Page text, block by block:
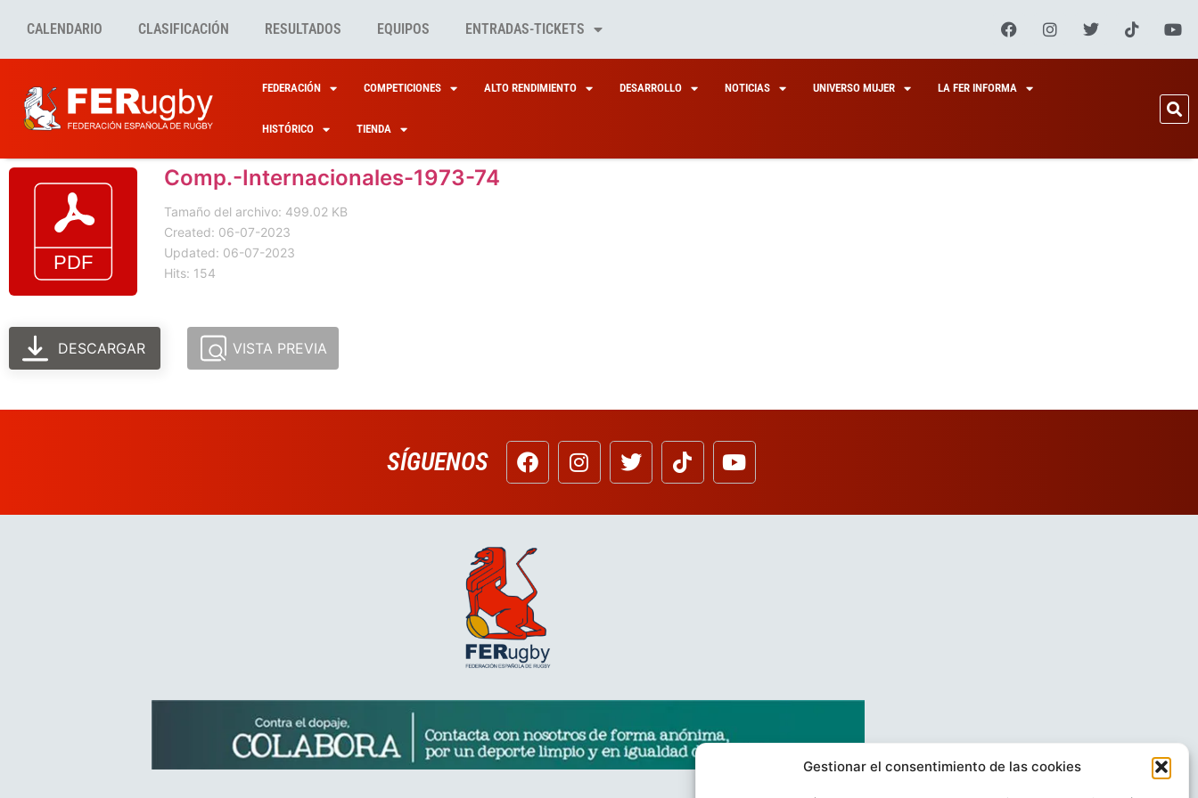
Gestionar el consentimiento de las cookies
CALENDARIO CLASIFICACIÓN RESULTADOS EQUIPOS ENTRADAS-TICKETS
FEDERACIÓN COMPETICIONES ALTO RENDIMIENTO DESARROLLO NOTICIAS UNIVERSO MUJER LA FER INFORMA
HISTÓRICO TIENDA
Comp.-Internacionales-1973-74
Tamaño del archivo: 499.02 KB
Created: 06-07-2023
Updated: 06-07-2023
Hits: 154
DESCARGAR VISTA PREVIA
SÍGUENOS